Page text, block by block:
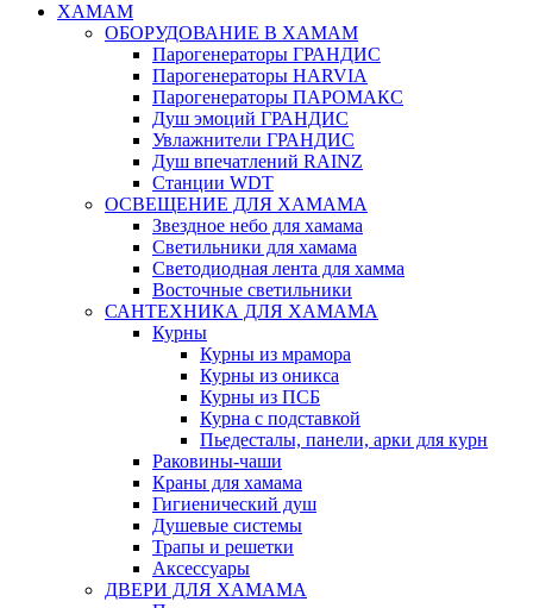
ХАМАМ
ОБОРУДОВАНИЕ В ХАМАМ
Парогенераторы ГРАНДИС
Парогенераторы HARVIA
Парогенераторы ПАРОМАКС
Душ эмоций ГРАНДИС
Увлажнители ГРАНДИС
Душ впечатлений RAINZ
Станции WDT
ОСВЕЩЕНИЕ ДЛЯ ХАМАМА
Звездное небо для хамама
Светильники для хамама
Светодиодная лента для хамма
Восточные светильники
САНТЕХНИКА ДЛЯ ХАМАМА
Курны
Курны из мрамора
Курны из оникса
Курны из ПСБ
Курна с подставкой
Пьедесталы, панели, арки для курн
Раковины-чаши
Краны для хамама
Гигиенический душ
Душевые системы
Трапы и решетки
Аксессуары
ДВЕРИ ДЛЯ ХАМАМА